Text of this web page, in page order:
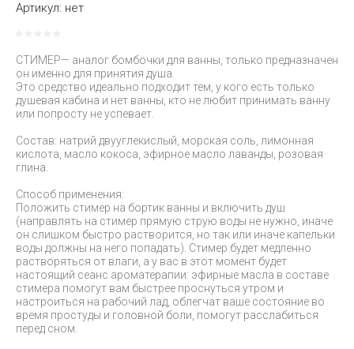
Артикул: нет
СТИМЕР— аналог бомбочки для ванны, только предназначен
он именно для принятия душа.
Это средство идеально подходит тем, у кого есть только
душевая кабина и нет ванны, кто не любит принимать ванну
или попросту не успевает.
Состав: натрий двууглекислый, морская соль, лимонная
кислота, масло кокоса, эфирное масло лаванды, розовая
глина.
Способ применения:
Положить стимер на бортик ванны и включить душ
(направлять на стимер прямую струю воды не нужно, иначе
он слишком быстро растворится, но так или иначе капельки
воды должны на него попадать). Стимер будет медленно
растворяться от влаги, а у вас в этот момент будет
настоящий сеанс ароматерапии: эфирные масла в составе
стимера помогут вам быстрее проснуться утром и
настроиться на рабочий лад, облегчат ваше состояние во
время простуды и головной боли, помогут расслабиться
перед сном.